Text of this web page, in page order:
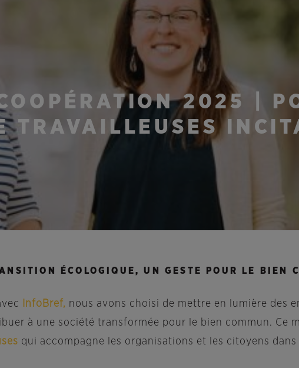
2025 |
TRAVAILLEUSES
ÉCOLOGIQUE, UN GESTE POUR LE BIEN
InfoBref, nous avons choisi de mettre en lumière des
à une société transformée pour le bien commun. Ce
qui accompagne les organisations et les citoyens